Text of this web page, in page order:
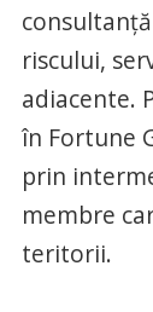
riscului,
adiacente.
în Fortune
prin
membre
teritorii.